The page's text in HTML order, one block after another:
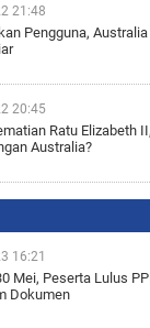
21:48
Pengguna,
20:45
Ratu Elizabeth
Australia?
16:21
Mei, Peserta Lulus
Dokumen